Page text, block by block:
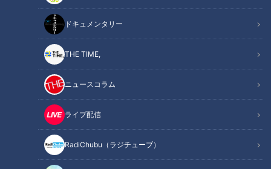
ドキュメンタリー
THE TIME,
ニュースコラム
ライブ配信
RadiChubu（ラジチューブ）
この記事を見たあなたへのおすすめ